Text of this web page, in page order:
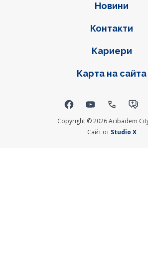
Новини
Контакти
Кариери
Карта на сайта
Copyright © 2026 Acibadem
Social links
Сайт от Studio X